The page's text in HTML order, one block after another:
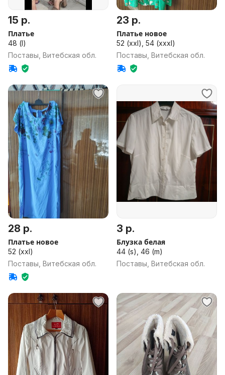
15 р.
Платье
48 (l)
Поставы, Витебская обл.
23 р.
Платье новое
52 (xxl), 54 (xxxl)
Поставы, Витебская обл.
28 р.
Платье новое
52 (xxl)
Поставы, Витебская обл.
3 р.
Блузка белая
44 (s), 46 (m)
Поставы, Витебская обл.